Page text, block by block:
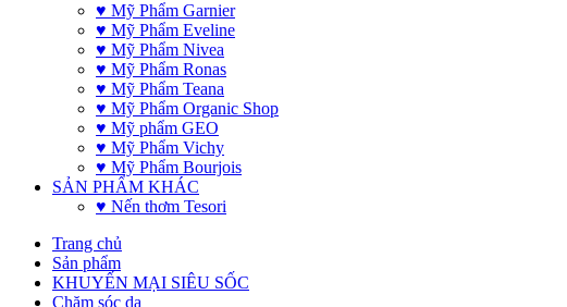
♥ Mỹ Phẩm Garnier
♥ Mỹ Phẩm Eveline
♥ Mỹ Phẩm Nivea
♥ Mỹ Phẩm Ronas
♥ Mỹ Phẩm Teana
♥ Mỹ Phẩm Organic Shop
♥ Mỹ phẩm GEO
♥ Mỹ Phẩm Vichy
♥ Mỹ Phẩm Bourjois
SẢN PHẨM KHÁC
♥ Nến thơm Tesori
Trang chủ
Sản phẩm
KHUYẾN MẠI SIÊU SỐC
Chăm sóc da